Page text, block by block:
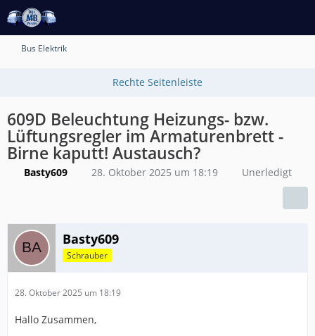
Bus Elektrik
609D Beleuchtung Heizungs- bzw.
Lüftungsregler im Armaturenbrett -
Birne kaputt! Austausch?
Basty609 28. Oktober 2025 um 18:19 Unerledigt
Basty609
Schrauber
28. Oktober 2025 um 18:19
Hallo Zusammen,